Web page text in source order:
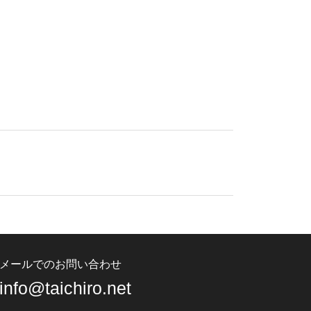
ールでのお問い合わせ